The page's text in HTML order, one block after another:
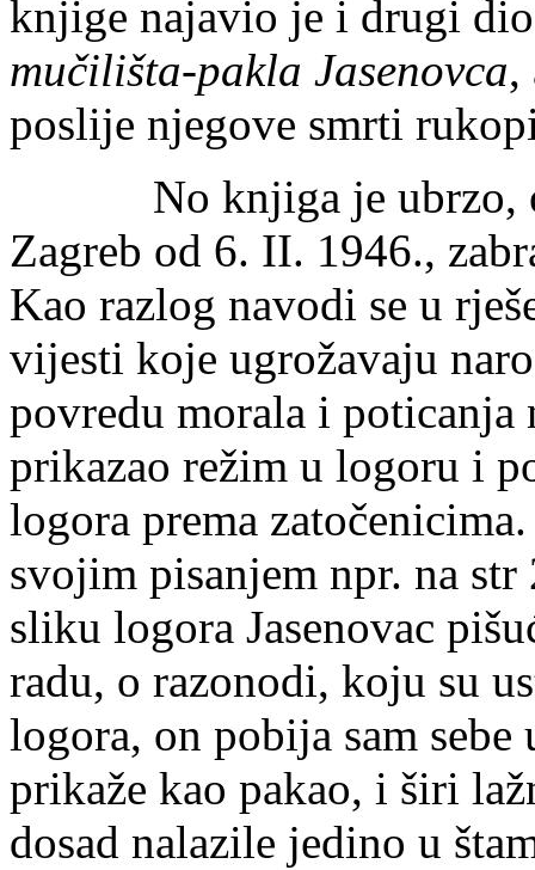
knjige najavio je i drugi
mučilišta-pakla Jasenovca,
poslije njegove smrti
No knjiga je ubrzo,
Zagreb od 6. II. 1946.,
Kao razlog navodi se u
vijesti koje ugrožavaju
povredu morala i poticanja
prikazao režim u logoru i
logora prema
svojim pisanjem npr. na
sliku logora Jasenovac
radu, o razonodi, koju su
logora, on pobija sam sebe
prikaže kao pakao, i širi
dosad nalazile jedino u